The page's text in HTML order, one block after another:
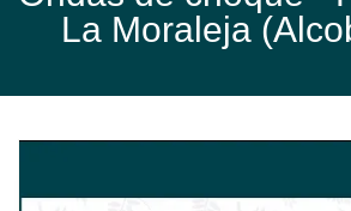
La Moraleja
Tendinitis.
Ondas